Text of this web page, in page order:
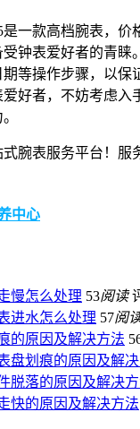
是一款高档腕表，价
钟表爱好者的青睐
等操作步骤，以保
好者，不妨考虑入
中心
慢怎么处理 53阅读
进水怎么处理 57阅
的原因及解决方法
盘划痕的原因及解
脱落的原因及解决
快的原因及解决方法